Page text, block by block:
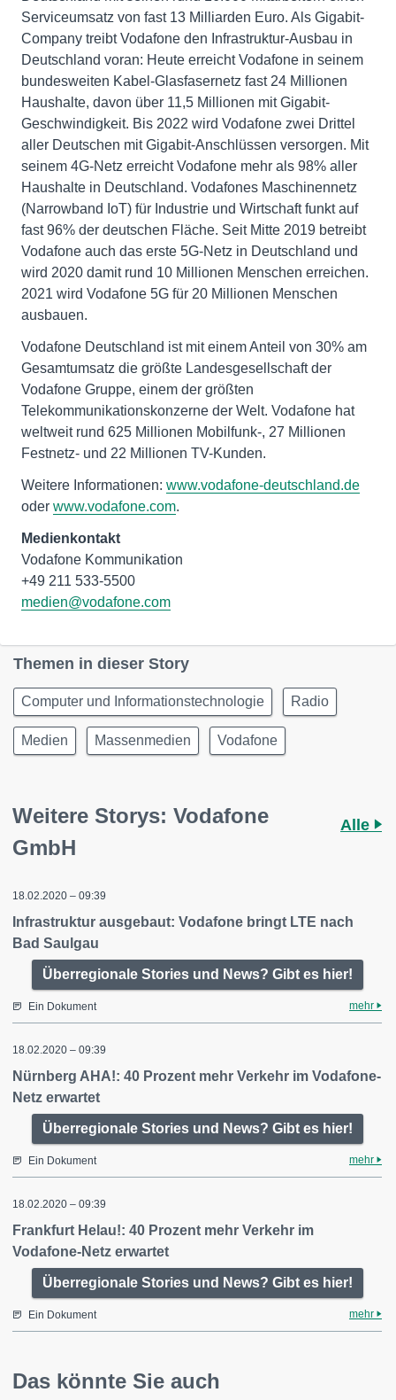
Serviceumsatz von fast 13 Milliarden Euro. Als Gigabit-
Company treibt Vodafone den Infrastruktur-Ausbau in
Deutschland voran: Heute erreicht Vodafone in seinem
bundesweiten Kabel-Glasfasernetz fast 24 Millionen
Haushalte, davon über 11,5 Millionen mit Gigabit-
Geschwindigkeit. Bis 2022 wird Vodafone zwei Drittel
aller Deutschen mit Gigabit-Anschlüssen versorgen. Mit
seinem 4G-Netz erreicht Vodafone mehr als 98% aller
Haushalte in Deutschland. Vodafones Maschinennetz
(Narrowband IoT) für Industrie und Wirtschaft funkt auf
fast 96% der deutschen Fläche. Seit Mitte 2019 betreibt
Vodafone auch das erste 5G-Netz in Deutschland und
wird 2020 damit rund 10 Millionen Menschen erreichen.
2021 wird Vodafone 5G für 20 Millionen Menschen
ausbauen.
Vodafone Deutschland ist mit einem Anteil von 30% am
Gesamtumsatz die größte Landesgesellschaft der
Vodafone Gruppe, einem der größten
Telekommunikationskonzerne der Welt. Vodafone hat
weltweit rund 625 Millionen Mobilfunk-, 27 Millionen
Festnetz- und 22 Millionen TV-Kunden.
Weitere Informationen: www.vodafone-deutschland.de
oder www.vodafone.com.
Medienkontakt
Vodafone Kommunikation
medien@vodafone.com
Themen in dieser Story
Computer und Informationstechnologie Radio
Medien Massenmedien Vodafone
Weitere Storys: Vodafone
GmbH
Alle
18.02.2020 – 09:39
Infrastruktur ausgebaut: Vodafone bringt LTE nach
Bad Saulgau
Überregionale Stories und News? Gibt es hier!
Ein Dokument mehr
18.02.2020 – 09:39
Nürnberg AHA!: 40 Prozent mehr Verkehr im Vodafone-
Netz erwartet
Überregionale Stories und News? Gibt es hier!
Ein Dokument mehr
18.02.2020 – 09:39
Frankfurt Helau!: 40 Prozent mehr Verkehr im
Vodafone-Netz erwartet
Überregionale Stories und News? Gibt es hier!
Ein Dokument mehr
Das könnte Sie auch